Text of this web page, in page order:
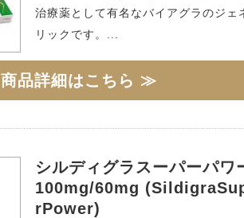
治療薬として有名なバイアグラのジェ
リックです。...
商品詳細はこちら ≫
シルディグラスーパーパワ
100mg/60mg
rPower)